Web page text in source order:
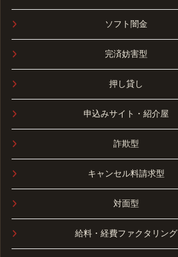
ソフト闇金
完済妨害型
押し貸し
申込みサイト・紹介屋
詐欺型
キャンセル料請求型
対面型
給料・経費ファクタリング